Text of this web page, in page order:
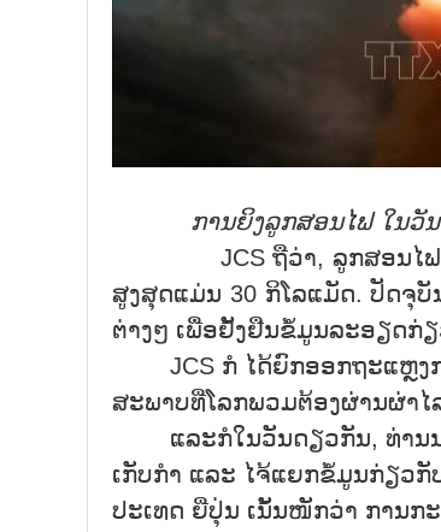
ການຍິງລູກສອນໄຟ ໃນວັ
JCS ຖືວ່າ, ລູກສອນໄຟທັງສ
ສູງສຸດແມ່ນ 30 ກິໂລແມັດ. ປັດຈຸ
ຕ່າງໆ ເພື່ອຢັ້ງຢືນຂໍ້ມູນລະອຽດກ່
JCS ກໍ ໄດ້ຍົກອອກຖະແຫຼງກາ
ສະພາບທີ່ໂລກພວມຕ້ອງຜ່ານຜ່າ
ແລະກໍໃນວັນດຽວກັນ, ທ່ານນາ
ເກັບກໍາ ແລະ ໄຈ້ແຍກຂໍ້ມູນກ່ຽວກັ
ປະເທດ ຍີ່ປຸ່ນ ເນັ້ນໜັກວ່າ ການກ